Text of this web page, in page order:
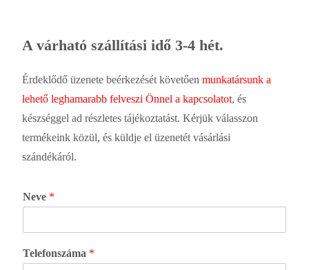
A várható szállítási idő 3-4 hét.
Érdeklődő üzenete beérkezését követően munkatársunk a
lehető leghamarabb felveszi Önnel a kapcsolatot, és
készséggel ad részletes tájékoztatást. Kérjük válasszon
termékeink közül, és küldje el üzenetét vásárlási
szándékáról.
Neve *
Telefonszáma *